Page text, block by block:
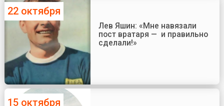
22 октября
Лев Яшин: «Мне навязали
пост вратаря — и правильно
сделали!»
15 октября